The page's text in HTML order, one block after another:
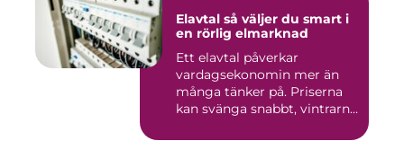
Elavtal så väljer du smart i
en rörlig elmarknad
Ett elavtal påverkar
vardagsekonomin mer än
många tänker på. Priserna
kan svänga snabbt, vintrarna